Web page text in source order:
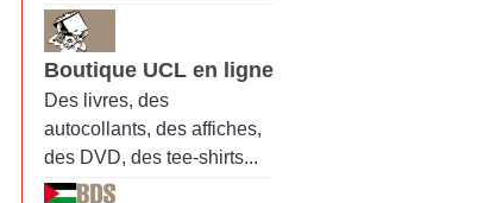
Boutique UCL en ligne
Des livres, des
autocollants, des affiches,
des DVD, des tee-shirts...